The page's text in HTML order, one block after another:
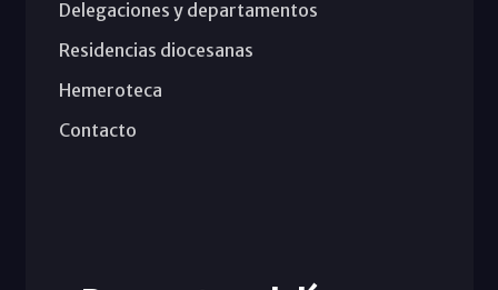
Delegaciones y departamentos
Residencias diocesanas
Hemeroteca
Contacto